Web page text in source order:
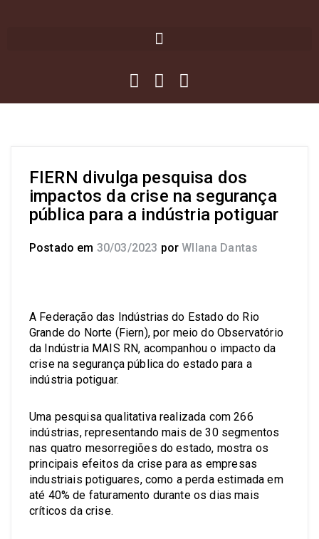
FIERN divulga pesquisa dos
impactos da crise na segurança
pública para a indústria potiguar
Postado em 30/03/2023 por Wllana Dantas
A Federação das Indústrias do Estado do Rio
Grande do Norte (Fiern), por meio do Observatório
da Indústria MAIS RN, acompanhou o impacto da
crise na segurança pública do estado para a
indústria potiguar.
Uma pesquisa qualitativa realizada com 266
indústrias, representando mais de 30 segmentos
nas quatro mesorregiões do estado, mostra os
principais efeitos da crise para as empresas
industriais potiguares, como a perda estimada em
até 40% de faturamento durante os dias mais
críticos da crise.